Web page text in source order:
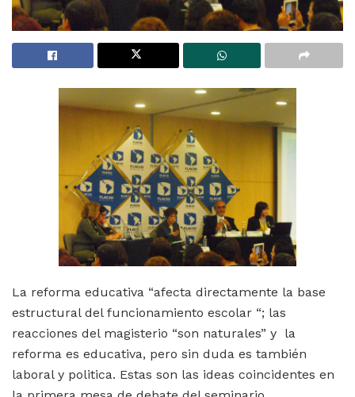
La reforma educativa “afecta directamente la base
estructural del funcionamiento escolar “; las
reacciones del magisterio “son naturales” y la
reforma es educativa, pero sin duda es también
laboral y politica. Estas son las ideas coincidentes en